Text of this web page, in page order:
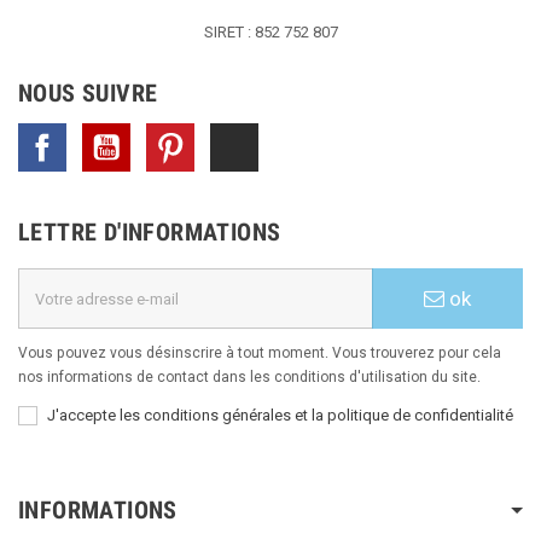
SIRET : 852 752 807
NOUS SUIVRE
Facebook YouTube
LETTRE D'INFORMATIONS
ok
Vous pouvez vous désinscrire à tout moment. Vous trouverez pour cela
nos informations de contact dans les conditions d'utilisation du site.
J'accepte les conditions générales et la politique de confidentialité
INFORMATIONS